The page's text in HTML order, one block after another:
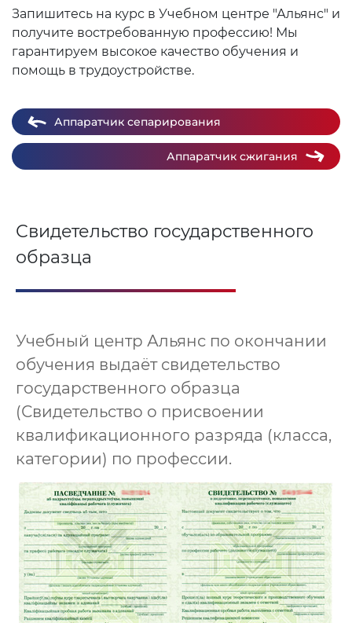
Запишитесь на курс в Учебном центре "Альянс" и
получите востребованную профессию! Мы
гарантируем высокое качество обучения и
помощь в трудоустройстве.
Аппаратчик сепарирования
Аппаратчик сжигания
Свидетельство государственного
образца
Учебный центр Альянс по окончании
обучения выдаёт свидетельство
государственного образца
(Свидетельство о присвоении
квалификационного разряда (класса,
категории) по профессии.